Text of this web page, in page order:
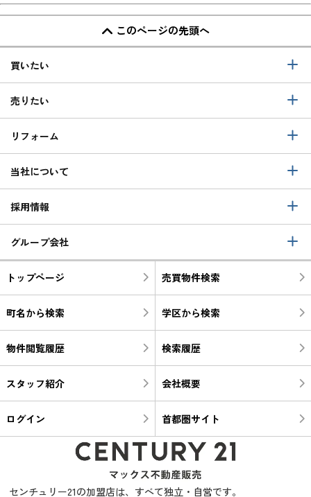
このページの先頭へ
買いたい
売りたい
リフォーム
当社について
採用情報
グループ会社
トップページ 売買物件検索
町名から検索 学区から検索
物件閲覧履歴 検索履歴
スタッフ紹介 会社概要
ログイン 首都圏サイト
センチュリー21の加盟店は、すべて独立・自営です。